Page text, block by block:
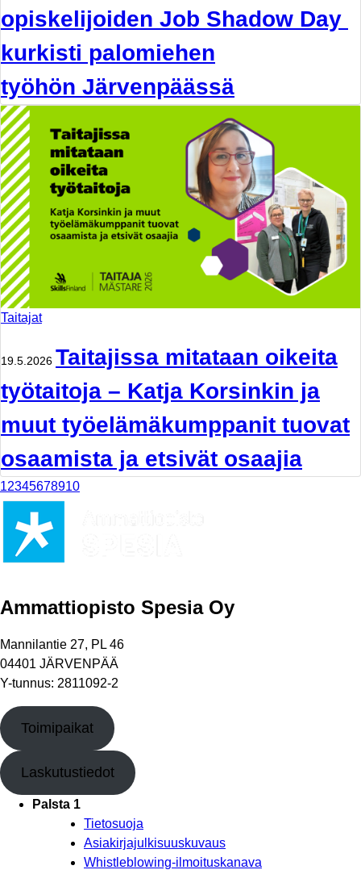
opiskelijoiden Job Shadow Day
kurkisti palomiehen
työhön Järvenpäässä
Taitajat
19.5.2026 Taitajissa mitataan oikeita
työtaitoja – Katja Korsinkin ja
muut työelämäkumppanit tuovat
osaamista ja etsivät osaajia
12345678910
Ammattiopisto Spesia Oy
Mannilantie 27, PL 46
04401 JÄRVENPÄÄ
Y-tunnus: 2811092-2
Toimipaikat
Laskutustiedot
Palsta 1
Tietosuoja
Asiakirjajulkisuuskuvaus
Whistleblowing-ilmoituskanava